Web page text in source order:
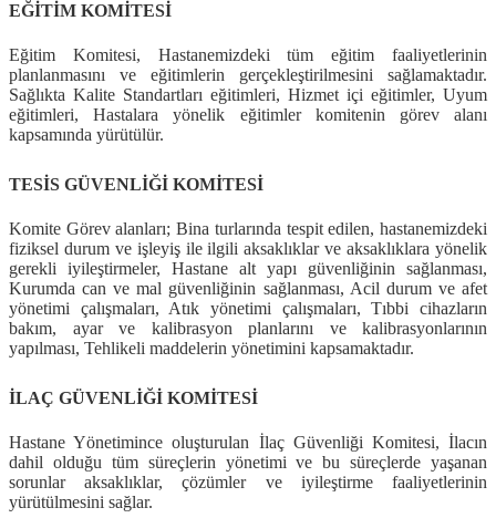
EĞİTİM KOMİTESİ
Eğitim Komitesi, Hastanemizdeki tüm eğitim faaliyetlerinin
planlanmasını ve eğitimlerin gerçekleştirilmesini sağlamaktadır.
Sağlıkta Kalite Standartları eğitimleri, Hizmet içi eğitimler, Uyum
eğitimleri, Hastalara yönelik eğitimler komitenin görev alanı
kapsamında yürütülür.
TESİS GÜVENLİĞİ KOMİTESİ
Komite Görev alanları; Bina turlarında tespit edilen, hastanemizdeki
fiziksel durum ve işleyiş ile ilgili aksaklıklar ve aksaklıklara yönelik
gerekli iyileştirmeler, Hastane alt yapı güvenliğinin sağlanması,
Kurumda can ve mal güvenliğinin sağlanması, Acil durum ve afet
yönetimi çalışmaları, Atık yönetimi çalışmaları, Tıbbi cihazların
bakım, ayar ve kalibrasyon planlarını ve kalibrasyonlarının
yapılması, Tehlikeli maddelerin yönetimini kapsamaktadır.
İLAÇ GÜVENLİĞİ KOMİTESİ
Hastane Yönetimince oluşturulan İlaç Güvenliği Komitesi, İlacın
dahil olduğu tüm süreçlerin yönetimi ve bu süreçlerde yaşanan
sorunlar aksaklıklar, çözümler ve iyileştirme faaliyetlerinin
yürütülmesini sağlar.